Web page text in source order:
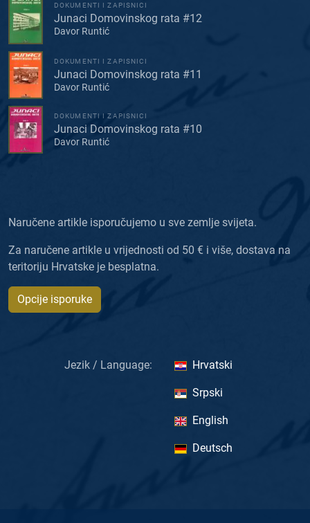
DOKUMENTI I ZAPISNICI
Junaci Domovinskog rata #12
Davor Runtić
DOKUMENTI I ZAPISNICI
Junaci Domovinskog rata #11
Davor Runtić
DOKUMENTI I ZAPISNICI
Junaci Domovinskog rata #10
Davor Runtić
Naručene artikle isporučujemo u sve zemlje svijeta.
Za naručene artikle u vrijednosti od 50 € i više, dostava na
teritoriju Hrvatske je besplatna.
Opcije isporuke
Jezik / Language: Hrvatski
Srpski
English
Deutsch